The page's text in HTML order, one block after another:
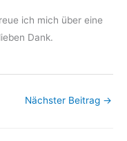
ich mich über eine
Dank.
Nächster Beitrag →